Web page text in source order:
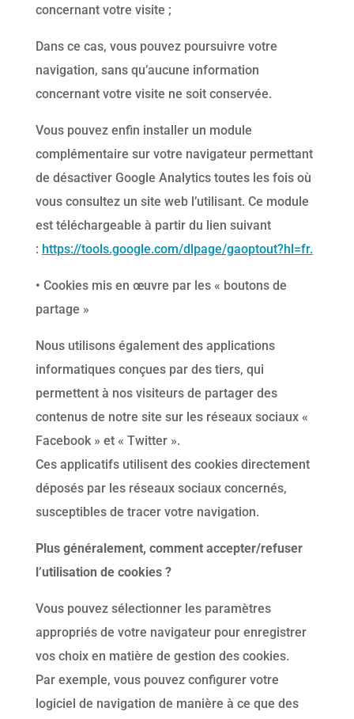
concernant votre visite ;
Dans ce cas, vous pouvez poursuivre votre
navigation, sans qu’aucune information
concernant votre visite ne soit conservée.
Vous pouvez enfin installer un module
complémentaire sur votre navigateur permettant
de désactiver Google Analytics toutes les fois où
vous consultez un site web l’utilisant. Ce module
est téléchargeable à partir du lien suivant
: https://tools.google.com/dlpage/gaoptout?hl=fr.
• Cookies mis en œuvre par les « boutons de
partage »
Nous utilisons également des applications
informatiques conçues par des tiers, qui
permettent à nos visiteurs de partager des
contenus de notre site sur les réseaux sociaux «
Facebook » et « Twitter ».
Ces applicatifs utilisent des cookies directement
déposés par les réseaux sociaux concernés,
susceptibles de tracer votre navigation.
Plus généralement, comment accepter/refuser
l’utilisation de cookies ?
Vous pouvez sélectionner les paramètres
appropriés de votre navigateur pour enregistrer
vos choix en matière de gestion des cookies.
Par exemple, vous pouvez configurer votre
logiciel de navigation de manière à ce que des